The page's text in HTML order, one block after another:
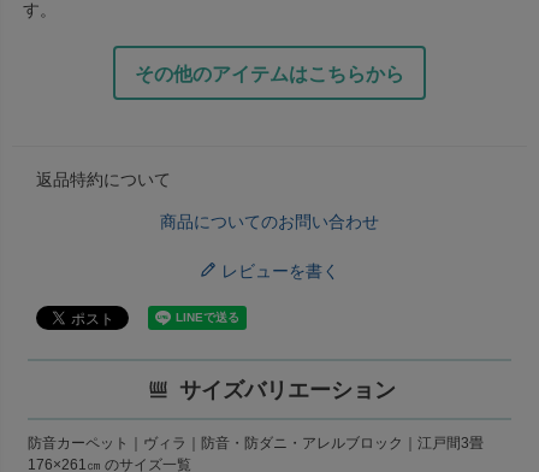
す。
その他のアイテムはこちらから
返品特約について
商品についてのお問い合わせ
レビューを書く
サイズバリエーション
防音カーペット｜ヴィラ｜防音・防ダニ・アレルブロック｜江戸間3畳
176×261㎝ のサイズ一覧